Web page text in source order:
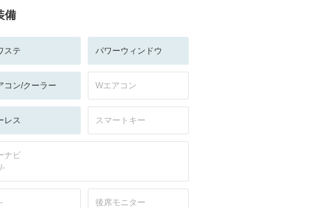
備
ステ パワーウィンドウ
コン/クーラー Wエアコン
レス スマートキー
ナビ
後席モニター